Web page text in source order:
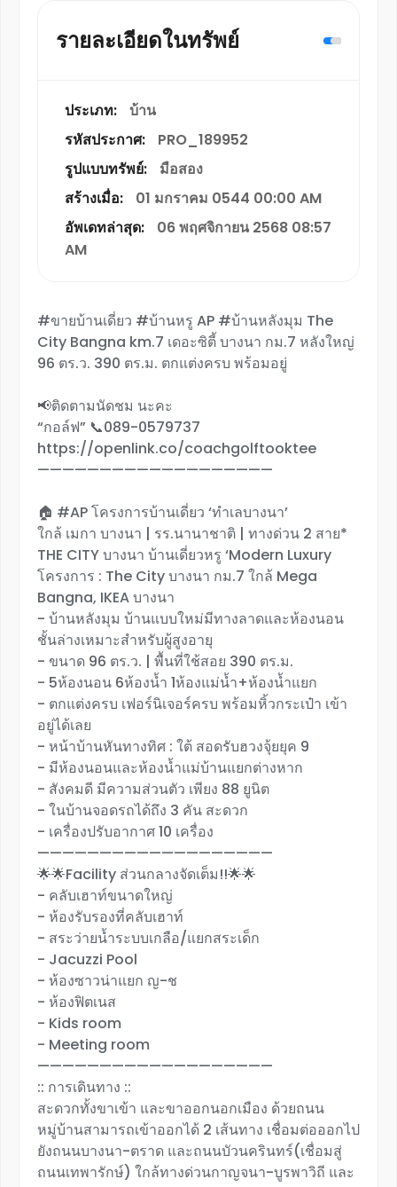
รายละเอียดในทรัพย์
ประเภท:
บ้าน
รหัสประกาศ:
PRO_189952
รูปแบบทรัพย์:
มือสอง
สร้างเมื่อ:
01 มกราคม 0544 00:00 AM
อัพเดทล่าสุด:
06 พฤศจิกายน 2568 08:57
AM
#ขายบ้านเดี่ยว #บ้านหรู AP #บ้านหลังมุม The
City Bangna km.7 เดอะซิตี้ บางนา กม.7 หลังใหญ่
96 ตร.ว. 390 ตร.ม. ตกแต่งครบ พร้อมอยู่
📢ติดตามนัดชม นะคะ
“กอล์ฟ” 📞089-0579737
https://openlink.co/coachgolftooktee
———————————————————
🏠 #AP โครงการบ้านเดี่ยว ‘ทำเลบางนา’
ใกล้ เมกา บางนา | รร.นานาชาติ | ทางด่วน 2 สาย*
THE CITY บางนา บ้านเดี่ยวหรู ‘Modern Luxury
โครงการ : The City บางนา กม.7 ใกล้ Mega
Bangna, IKEA บางนา
- บ้านหลังมุม บ้านแบบใหม่มีทางลาดและห้องนอน
ชั้นล่างเหมาะสำหรับผู้สูงอายุ
- ขนาด 96 ตร.ว. | พื้นที่ใช้สอย 390 ตร.ม.
- 5ห้องนอน 6ห้องน้ำ 1ห้องแม่น้ำ+ห้องน้ำแยก
- ตกแต่งครบ เฟอร์นิเจอร์ครบ พร้อมหิ้วกระเป๋า เข้า
อยู่ได้เลย
- หน้าบ้านหันทางทิศ : ใต้ สอดรับฮวงจุ้ยยุค 9
- มีห้องนอนและห้องน้ำแม่บ้านแยกต่างหาก
- สังคมดี มีความส่วนตัว เพียง 88 ยูนิต
- ในบ้านจอดรถได้ถึง 3 คัน สะดวก
- เครื่องปรับอากาศ 10 เครื่อง
———————————————————
🌟🌟Facility ส่วนกลางจัดเต็ม!!🌟🌟
- คลับเฮาท์ขนาดใหญ่
- ห้องรับรองที่คลับเฮาท์
- สระว่ายน้ำระบบเกลือ/แยกสระเด็ก
- Jacuzzi Pool
- ห้องซาวน่าแยก ญ-ช
- ห้องฟิตเนส
- Kids room
- Meeting room
———————————————————
:: การเดินทาง ::
สะดวกทั้งขาเข้า และขาออกนอกเมือง ด้วยถนน
หมู่บ้านสามารถเข้าออกได้ 2 เส้นทาง เชื่อมต่อออกไป
ยังถนนบางนา-ตราด และถนนบัวนครินทร์(เชื่อมสู่
ถนนเทพารักษ์) ใกล้ทางด่วนกาญจนา-บูรพาวิถี และ